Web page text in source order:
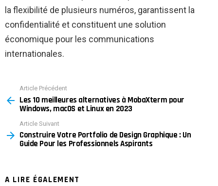
la flexibilité de plusieurs numéros, garantissent la
confidentialité et constituent une solution
économique pour les communications
internationales.
more
Article Précédent
Les 10 meilleures alternatives à MobaXterm pour
Windows, macOS et Linux en 2023
Article Suivant
Construire Votre Portfolio de Design Graphique : Un
Guide Pour les Professionnels Aspirants
A LIRE ÉGALEMENT